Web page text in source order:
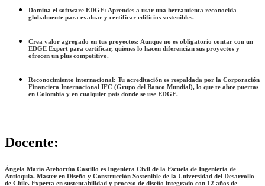
Domina el software EDGE: Aprendes a usar una herramienta reconocida
globalmente para evaluar y certificar edificios sostenibles.
Crea valor agregado en tus proyectos: Aunque no es obligatorio contar con un
EDGE Expert para certificar, quienes lo hacen diferencian sus proyectos y
ofrecen un plus competitivo.
Reconocimiento internacional: Tu acreditación es respaldada por la Corporación
Financiera Internacional IFC (Grupo del Banco Mundial), lo que te abre puertas
en Colombia y en cualquier país donde se use EDGE.
Docente:
Ángela María Atehortúa Castillo es Ingeniera Civil de la Escuela de Ingeniería de
Antioquia. Master en Diseño y Construcción Sostenible de la Universidad del Desarrollo
de Chile. Experta en sustentabilidad y proceso de diseño integrado con 12 años de